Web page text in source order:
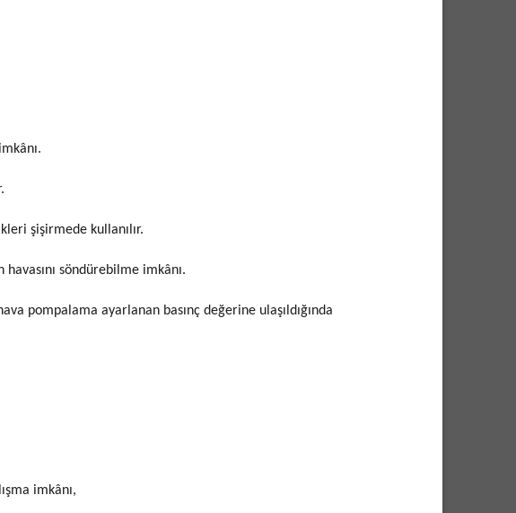
şişirmede kullanılır.
söndürebilme imkânı.
pompalama ayarlanan basınç değerine ulaşıldığında
imkânı,